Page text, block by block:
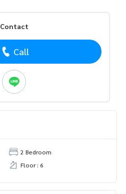
Contact
Call
2 Bedroom
Floor : 6